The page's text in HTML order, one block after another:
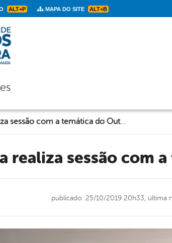
ALT+P MAPA DO SITE ALT+B
Câmara realiza sessão com a temática do Outubro Rosa
realiza sessão com
publicado: 25/10/2019 20h33, última